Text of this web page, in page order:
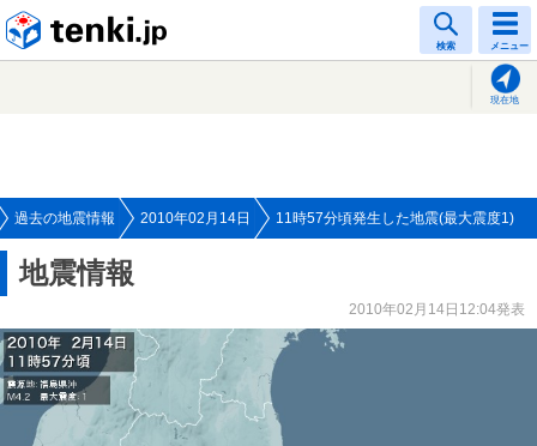
検索 メニュー
現在地
過去の地震情報 2010年02月14日 11時57分頃発生した地震(最大震度1)
地震情報
2010年02月14日12:04発表